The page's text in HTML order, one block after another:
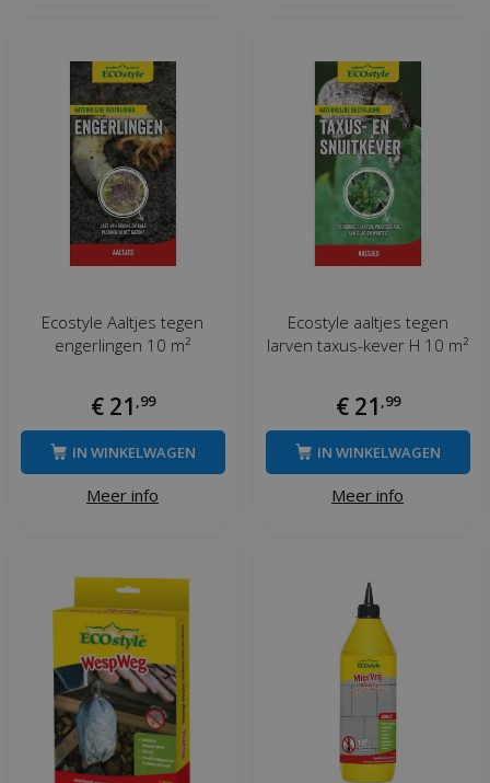
Ecostyle Aaltjes tegen
engerlingen 10 m²
€ 21 99
Meer info
IN WINKELWAGEN
Ecostyle aaltjes tegen
larven taxus-kever H 10 m²
€ 21 99
Meer info
IN WINKELWAGEN